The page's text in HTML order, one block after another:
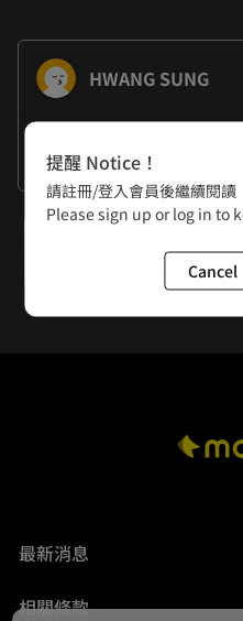
HWANG SUNG
謝謝大家的閱讀
下一話
第29話
最新消息
相關條款
提醒 Notice！
請註冊/登入會員後繼續閱讀
Please sign up or log in to
Cancel